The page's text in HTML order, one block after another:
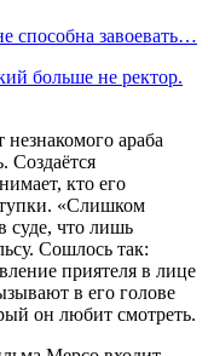
способна завоевать…
больше не ректор.
араба
Создаётся
кто его
«Слишком
суде, что лишь
Сошлось так:
приятеля в лице
в его голове
он любит смотреть.